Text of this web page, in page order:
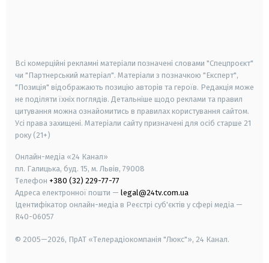
Всі комерційні рекламні матеріали позначені словами "Спецпроєкт"
чи "Партнерський матеріал". Матеріали з позначкою "Експерт",
"Позиція" відображають позицію авторів та героїв. Редакція може
не поділяти їхніх поглядів. Детальніше щодо реклами та правил
цитування можна ознайомитись в правилах користування сайтом.
Усі права захищені. Матеріали сайту призначені для осіб старше 21
року (21+)
Онлайн-медіа «24 Канал»
пл. Галицька, буд. 15, м. Львів, 79008
Телефон +380 (32) 229-77-77
Адреса електронної пошти — legal@24tv.com.ua
Ідентифікатор онлайн-медіа в Реєстрі суб'єктів у сфері медіа —
R40-06057
© 2005—2026, ПрАТ «Телерадіокомпанія "Люкс"», 24 Канал.